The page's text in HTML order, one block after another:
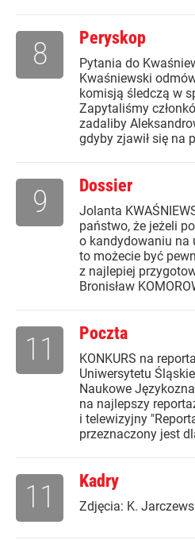
Peryskop
Pytania do
Kwaśniewski
komisją śledczą w
Zapytaliśmy
zadaliby
gdyby zjawił się na
8
Dossier
Jolanta
państwo, że jeżeli
o kandydowaniu na
to możecie być
z najlepiej
Bronisław
9
Poczta
KONKURS na
Uniwersytetu
Naukowe
na najlepszy
i telewizyjny
przeznaczony jest
11
Kadry
Zdjęcia: K.
11